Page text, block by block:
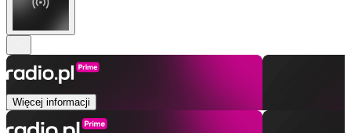
Więcej informacji